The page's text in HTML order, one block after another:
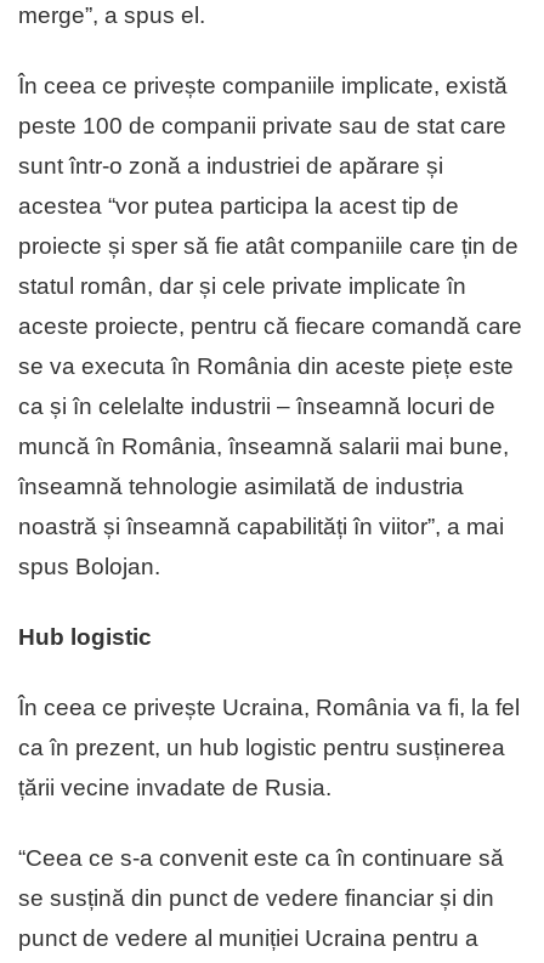
merge”, a spus el.
În ceea ce privește companiile implicate, există
peste 100 de companii private sau de stat care
sunt într-o zonă a industriei de apărare și
acestea “vor putea participa la acest tip de
proiecte și sper să fie atât companiile care țin de
statul român, dar și cele private implicate în
aceste proiecte, pentru că fiecare comandă care
se va executa în România din aceste piețe este
ca și în celelalte industrii – înseamnă locuri de
muncă în România, înseamnă salarii mai bune,
înseamnă tehnologie asimilată de industria
noastră și înseamnă capabilități în viitor”, a mai
spus Bolojan.
Hub logistic
În ceea ce privește Ucraina, România va fi, la fel
ca în prezent, un hub logistic pentru susținerea
țării vecine invadate de Rusia.
“Ceea ce s-a convenit este ca în continuare să
se susțină din punct de vedere financiar și din
punct de vedere al muniției Ucraina pentru a